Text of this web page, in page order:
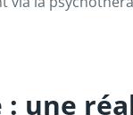
: une